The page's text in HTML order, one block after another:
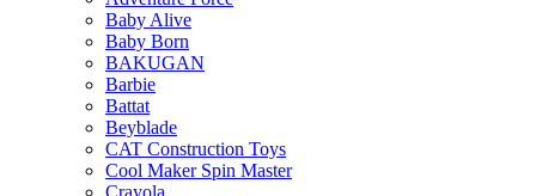
Baby Alive
Baby Born
BAKUGAN
Barbie
Battat
Beyblade
CAT Construction Toys
Cool Maker Spin Master
Crayola